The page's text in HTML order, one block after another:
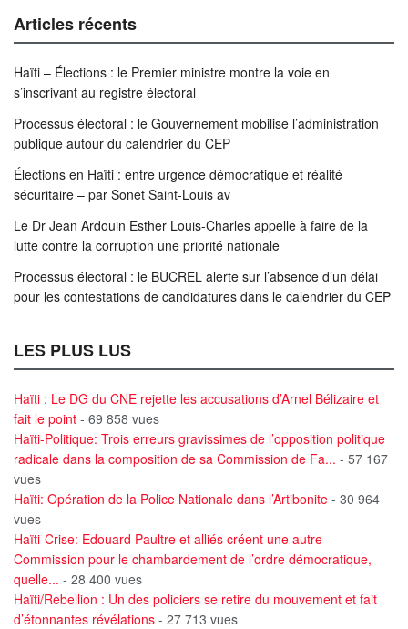
Articles récents
Haïti – Élections : le Premier ministre montre la voie en
s’inscrivant au registre électoral
Processus électoral : le Gouvernement mobilise l’administration
publique autour du calendrier du CEP
Élections en Haïti : entre urgence démocratique et réalité
sécuritaire – par Sonet Saint-Louis av
Le Dr Jean Ardouin Esther Louis-Charles appelle à faire de la
lutte contre la corruption une priorité nationale
Processus électoral : le BUCREL alerte sur l’absence d’un délai
pour les contestations de candidatures dans le calendrier du CEP
LES PLUS LUS
Haïti : Le DG du CNE rejette les accusations d’Arnel Bélizaire et
fait le point - 69 858 vues
Haïti-Politique: Trois erreurs gravissimes de l’opposition politique
radicale dans la composition de sa Commission de Fa... - 57 167
vues
Haïti: Opération de la Police Nationale dans l’Artibonite - 30 964
vues
Haïti-Crise: Edouard Paultre et alliés créent une autre
Commission pour le chambardement de l’ordre démocratique,
quelle... - 28 400 vues
Haïti/Rebellion : Un des policiers se retire du mouvement et fait
d’étonnantes révélations - 27 713 vues